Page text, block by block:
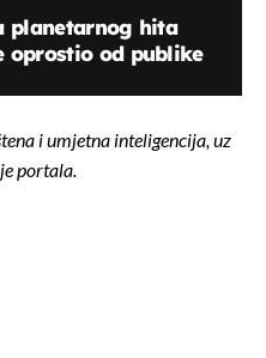
planetarnog hita
oprostio od publike
i umjetna inteligencija, uz
portala.